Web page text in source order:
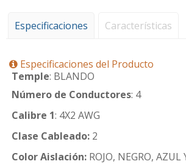
Especificaciones Características
Especificaciones del Producto
Temple: BLANDO
Número de Conductores: 4
Calibre 1: 4X2 AWG
Clase Cableado: 2
Color Aislación: ROJO, NEGRO, AZUL